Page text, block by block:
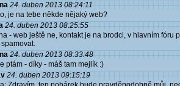
24. duben 2013 08:24:11
je na tebe někde nějaký web?
24. duben 2013 08:25:55
- web ještě ne, kontakt je na brodci, v hlavním fóru
24. duben 2013 08:33:48
ptám - díky - máš tam mejlík :)
24. duben 2013 09:15:19